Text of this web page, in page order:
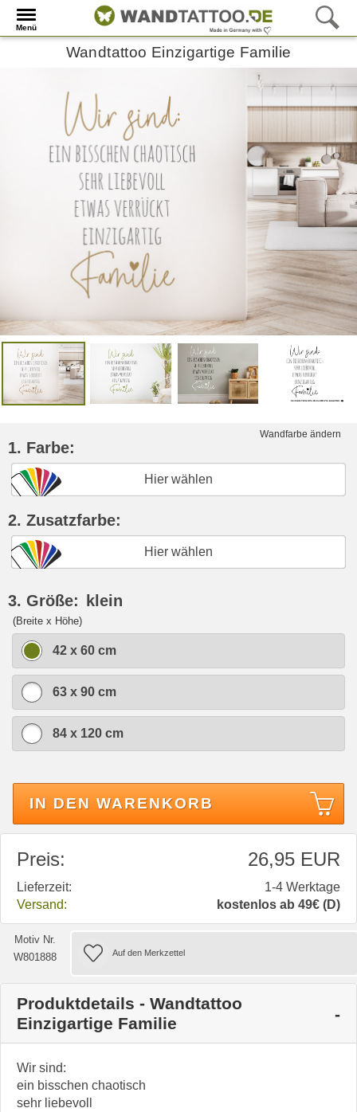
Menü
Wandtattoo Einzigartige Familie
Wandfarbe ändern
1. Farbe:
Hier wählen
2. Zusatzfarbe:
Hier wählen
3. Größe: klein
(Breite x Höhe)
42 x 60 cm
63 x 90 cm
84 x 120 cm
IN DEN WARENKORB
Preis: 26,95 EUR
Lieferzeit:
1-4 Werktage
Versand:
kostenlos ab 49€ (D)
Motiv Nr.
W801888
Produktdetails - Wandtattoo
Einzigartige Familie
Wir sind:
ein bisschen chaotisch
sehr liebevoll